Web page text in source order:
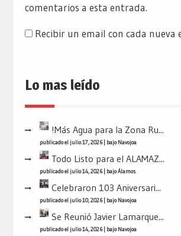
comentarios a esta entrada.
Recibir un email con cada nueva
Lo mas leído
!Más Agua para la Zona Ru...
publicado el julio 17, 2026| bajoNavojoa
Todo Listo para el ALAMAZ...
publicado el julio 14, 2026| bajoÁlamos
Celebraron 103 Aniversari...
publicado el julio 10, 2026| bajoNavojoa
Se Reunió Javier Lamarque...
publicado el julio 14, 2026| bajoNavojoa